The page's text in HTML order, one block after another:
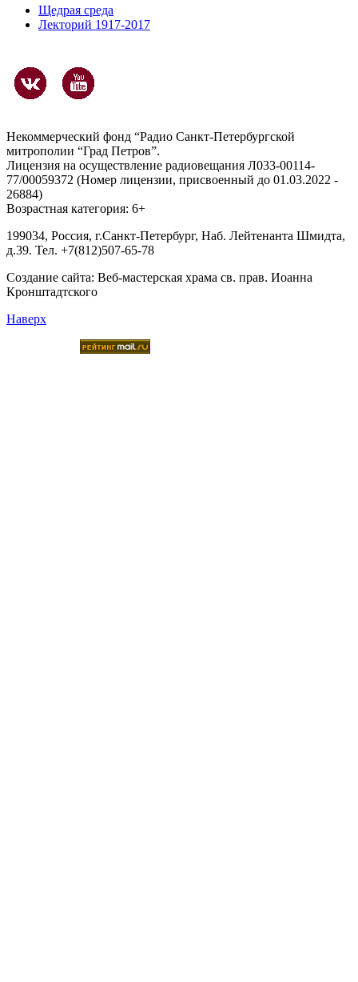
Щедрая среда
Лекторий 1917-2017
Некоммерческий фонд “Радио Санкт-Петербургской
митрополии “Град Петров”.
Лицензия на осуществление радиовещания Л033-00114-
77/00059372 (Номер лицензии, присвоенный до 01.03.2022 -
26884)
Возрастная категория: 6+
199034, Россия, г.Санкт-Петербург, Наб. Лейтенанта Шмидта,
д.39. Тел. +7(812)507-65-78
Создание сайта: Веб-мастерская храма св. прав. Иоанна
Кронштадтского
Наверх